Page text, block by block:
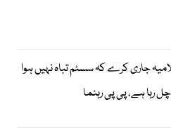
جاری کرے کہ سسٹم تباہ نہیں ہوا
رہا ہے، پی پی رہنما